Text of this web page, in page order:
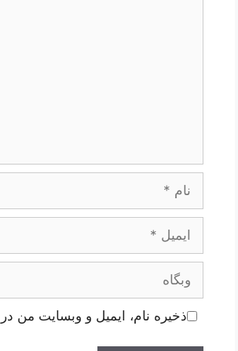
ایمیل
وبگاه
ذخیره نام، ایمیل و وبسایت من